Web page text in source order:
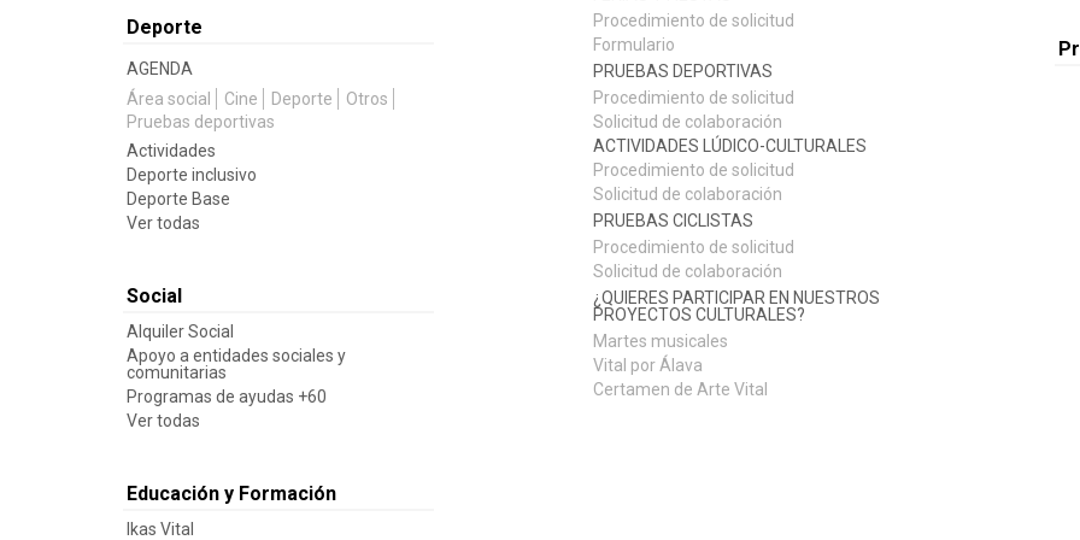
Deporte
AGENDA
Área social
Cine Deporte
Otros
Pruebas deportivas
Actividades
Deporte inclusivo
Deporte Base
Ver todas
Social
Alquiler Social
Apoyo a entidades sociales y
comunitarias
Programas de ayudas +60
Ver todas
Educación y Formación
Ikas Vital
Procedimiento de solicitud
Formulario
PRUEBAS DEPORTIVAS
Procedimiento de solicitud
Solicitud de colaboración
ACTIVIDADES LÚDICO-CULTURALES
Procedimiento de solicitud
Solicitud de colaboración
PRUEBAS CICLISTAS
Procedimiento de solicitud
Solicitud de colaboración
¿QUIERES PARTICIPAR EN NUESTROS
PROYECTOS CULTURALES?
Martes musicales
Vital por Álava
Certamen de Arte Vital